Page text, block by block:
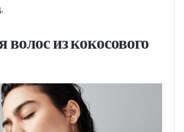
из кокосового